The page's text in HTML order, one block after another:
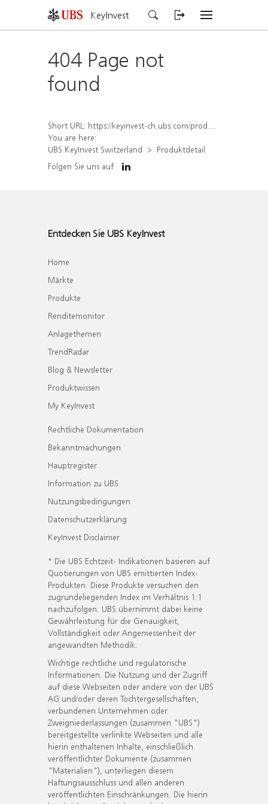
KeyInvest
404 Page not
found
Short URL: https://keyinvest-ch.ubs.com/produkt/detail/index/isin/CH1570366703
You are here:
UBS KeyInvest Switzerland
Produktdetail
Folgen Sie uns auf
Entdecken Sie UBS KeyInvest
Home
Märkte
Produkte
Renditemonitor
Anlagethemen
TrendRadar
Blog & Newsletter
Produktwissen
My KeyInvest
Rechtliche Dokumentation
Bekanntmachungen
Hauptregister
Information zu UBS
Nutzungsbedingungen
Datenschutzerklärung
KeyInvest Disclaimer
* Die UBS Echtzeit- Indikationen basieren auf
Quotierungen von UBS emittierten Index-
Produkten. Diese Produkte versuchen den
zugrundeliegenden Index im Verhältnis 1:1
nachzufolgen. UBS übernimmt dabei keine
Gewährleistung für die Genauigkeit,
Vollständigkeit oder Angemessenheit der
angewandten Methodik.
Wichtige rechtliche und regulatorische
Informationen. Die Nutzung und der Zugriff
auf diese Webseiten oder andere von der UBS
AG und/oder deren Tochtergesellschaften,
verbundenen Unternehmen oder
Zweigniederlassungen (zusammen "UBS")
bereitgestellte verlinkte Webseiten und alle
hierin enthaltenen Inhalte, einschließlich
veröffentlichter Dokumente (zusammen
"Materialien"), unterliegen diesem
Haftungsausschluss und allen anderen
veröffentlichten Einschränkungen. Die hierin